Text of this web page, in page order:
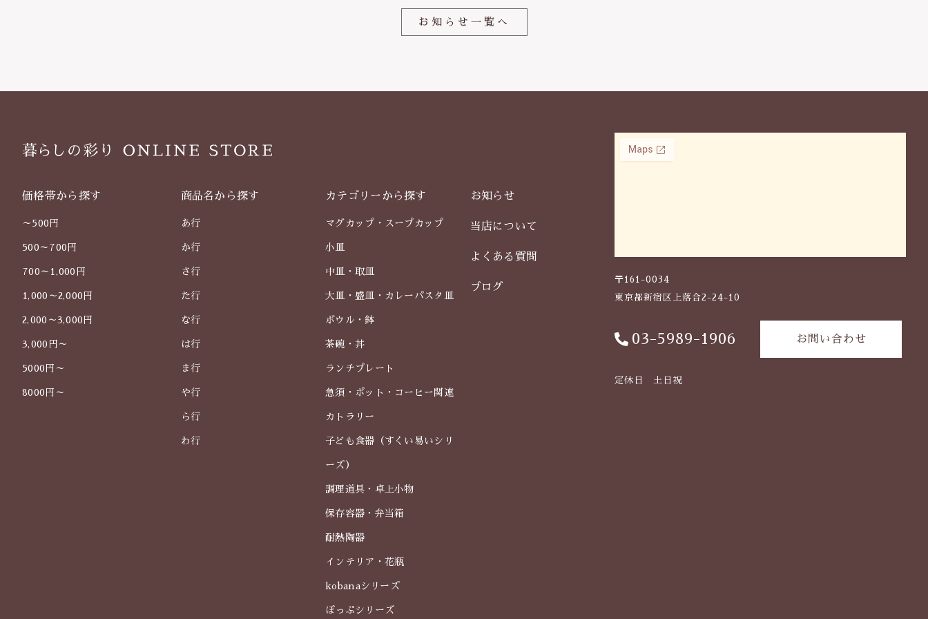
k
お知らせ一覧へ
価格帯から探す
～500円
500～700円
700～1,000円
1,000～2,000円
2,000～3,000円
3,000円～
5000円～
8000円～
商品名から探す
あ行
か行
さ行
た行
な行
は行
ま行
や行
ら行
わ行
カテゴリーから探す
マグカップ・スープカップ
小皿
中皿・取皿
大皿・盛皿・カレーパスタ皿
ボウル・鉢
茶碗・丼
ランチプレート
急須・ポット・コーヒー関連
カトラリー
子ども食器（すくい易いシリ
ーズ）
調理道具・卓上小物
保存容器・弁当箱
耐熱陶器
インテリア・花瓶
kobanaシリーズ
ぽっぷシリーズ
お知らせ
当店について
よくある質問
ブログ
〒161-0034
東京都新宿区上落合2-24-10
03-5989-1906 お問い合わせ
定休日 土日祝